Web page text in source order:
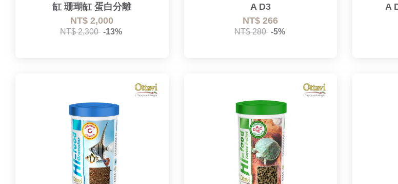
缸 珊瑚缸 蛋白分離
NT$ 2,000
NT$ 2,300 -13%
A D3
NT$ 266
NT$ 280 -5%
A